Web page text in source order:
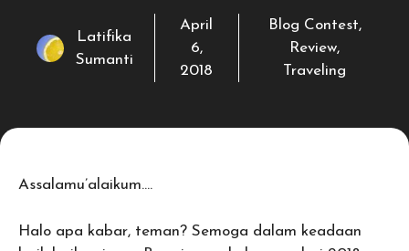
Latifika
Sumanti
April
6,
2018
Blog Contest,
Review,
Traveling
Assalamu’alaikum….
Halo apa kabar, teman? Semoga dalam keadaan